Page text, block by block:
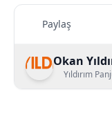
Paylaş
Okan
Yıldırım